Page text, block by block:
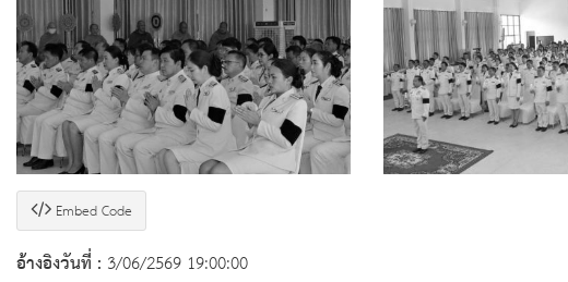
Embed Code
อ้างอิงวันที่ : 3/06/2569 19:00:00